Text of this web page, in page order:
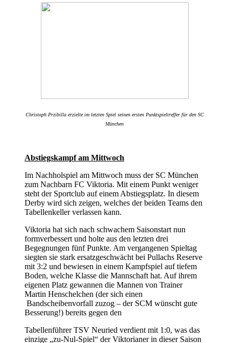
Christoph Przibilla erzielte im letzten Spiel seinen ersten Punktspieltreffer für den SC
München
Abstiegskampf am Mittwoch
Im Nachholspiel am Mittwoch muss der SC München
zum Nachbarn FC Viktoria. Mit einem Punkt weniger
steht der Sportclub auf einem Abstiegsplatz. In diesem
Derby wird sich zeigen, welches der beiden Teams den
Tabellenkeller verlassen kann.
Viktoria hat sich nach schwachem Saisonstart nun
formverbessert und holte aus den letzten drei
Begegnungen fünf Punkte. Am vergangenen Spieltag
siegten sie stark ersatzgeschwächt bei Pullachs Reserve
mit 3:2 und bewiesen in einem Kampfspiel auf tiefem
Boden, welche Klasse die Mannschaft hat. Auf ihrem
eigenen Platz gewannen die Mannen von Trainer
Martin Henschelchen (der sich einen
Bandscheibenvorfall zuzog – der SCM wünscht gute
Besserung!) bereits gegen den
Tabellenführer TSV Neuried verdient mit 1:0, was das
einzige „zu-Nul-Spiel“ der Viktorianer in dieser Saison